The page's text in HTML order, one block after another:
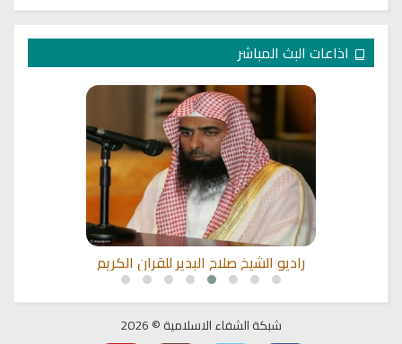
اذاعات البث المباشر
راديو الشيخ صلاح البدير للقران الكريم
شبكة الشفاء الاسلامية © 2026